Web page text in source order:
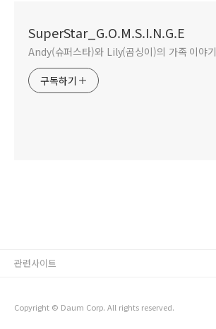
SuperStar_G.O.M.S.I.N.G.E
Andy(슈퍼스타)와 Lily(곰싱이)의 가족 이야기
구독하기
Copyright © Daum Corp. All rights reserved.
관련사이트